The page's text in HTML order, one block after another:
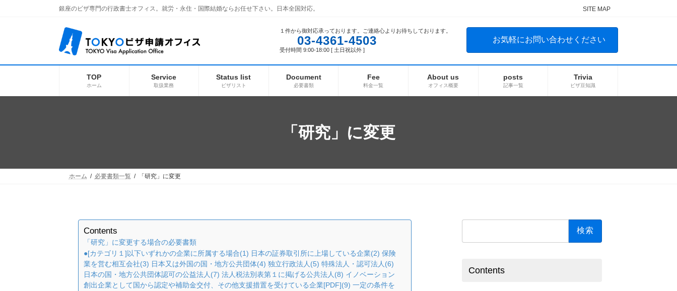
銀座のビザ専門の行政書士オフィス。就労・永住・国際結婚ならお任せ下さい。日本全国対応。 SITE MAP
１件から御対応承っております。ご連絡心よりお待ちしております。
03-4361-4503
受付時間 9:00-18:00 [ 土日祝以外 ]
お気軽にお問い合わせください
TOP
ホーム
Service
取扱業務
Status list
ビザリスト
Document
必要書類
Fee
料金一覧
About us
オフィス概要
posts
記事一覧
Trivia
ビザ豆知識
「研究」に変更
ホーム 必要書類一覧 「研究」に変更
Contents
「研究」に変更する場合の必要書類
●[カテゴリ１]以下いずれかの企業に所属する場合(1) 日本の証券取引所に上場している企業(2) 保険
業を営む相互会社(3) 日本又は外国の国・地方公共団体(4) 独立行政法人(5) 特殊法人・認可法人(6)
日本の国・地方公共団体認可の公益法人(7) 法人税法別表第１に掲げる公共法人(8) イノベーション
創出企業として国から認定や補助金交付、その他支援措置を受けている企業[PDF](9) 一定の条件を
検
Contents